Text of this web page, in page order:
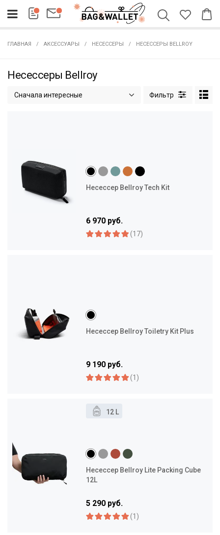
ГЛАВНАЯ АКСЕССУАРЫ НЕСЕССЕРЫ НЕСЕССЕРЫ BELLROY
Несессеры Bellroy
Сначала интересные
Несессер Bellroy Tech Kit
6 970 руб.
(17)
Несессер Bellroy Toiletry Kit Plus
9 190 руб.
(1)
12 L
Несессер Bellroy Lite Packing Cube
12L
5 290 руб.
(1)